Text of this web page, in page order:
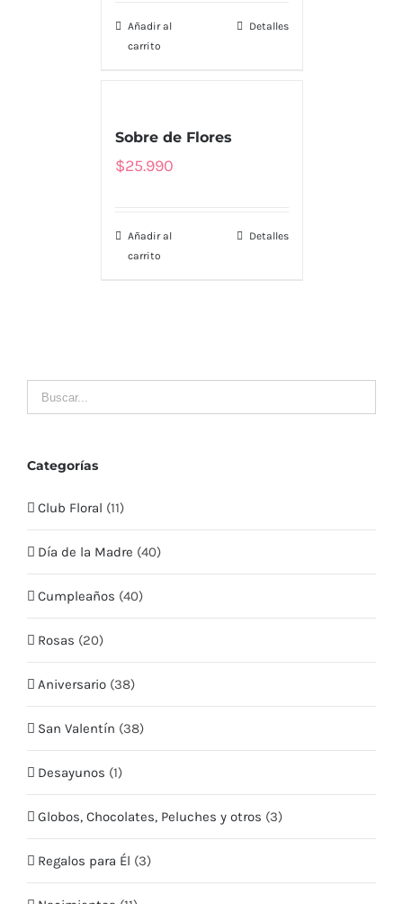
Añadir al
carrito
Detalles
Sobre de Flores
$25.990
Añadir al
carrito
Detalles
Categorías
Club Floral (11)
Día de la Madre (40)
Cumpleaños (40)
Rosas (20)
Aniversario (38)
San Valentín (38)
Desayunos (1)
Globos, Chocolates, Peluches y otros (3)
Regalos para Él (3)
MI CUENTA
Mis Pedidos
Mis Datos
Mis Direcciones
Términos y condiciones
Teléfono: +569 5409 2635
Email:info@quieroflores.cl
Web:www.quieroflores.cl
Facebook:/floresymas.cl